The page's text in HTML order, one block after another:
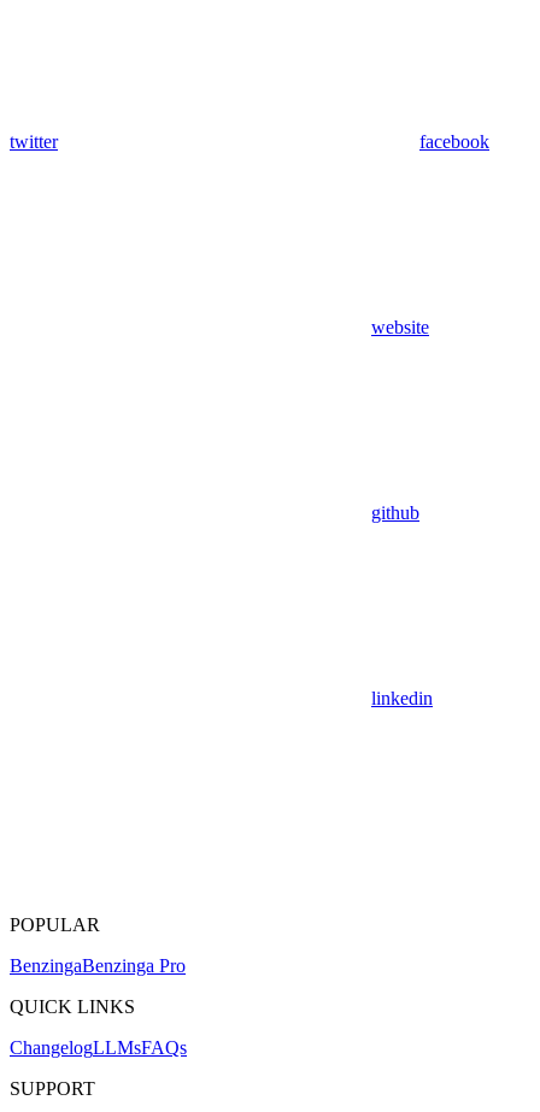
twitter facebook
website
github
linkedin
POPULAR
BenzingaBenzinga Pro
QUICK LINKS
ChangelogLLMsFAQs
SUPPORT